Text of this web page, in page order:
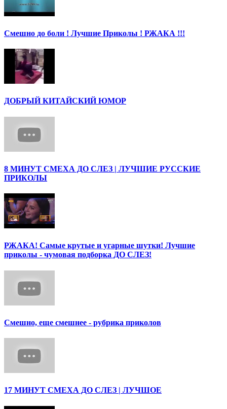
Смешно до боли ! Лучшие Приколы ! РЖАКА !!!
ДОБРЫЙ КИТАЙСКИЙ ЮМОР
8 МИНУТ СМЕХА ДО СЛЕЗ | ЛУЧШИЕ РУССКИЕ
ПРИКОЛЫ
РЖАКА! Самые крутые и угарные шутки! Лучшие
приколы - чумовая подборка ДО СЛЕЗ!
Смешно, еще смешнее - рубрика приколов
17 МИНУТ СМЕХА ДО СЛЕЗ | ЛУЧШОЕ